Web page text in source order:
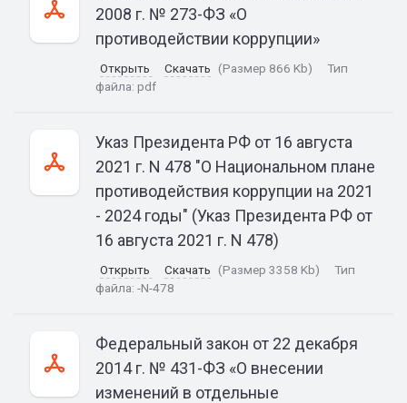
2008 г. № 273-ФЗ «О
противодействии коррупции»
Открыть Скачать (Размер 866 Kb)
Тип
файла: pdf
Указ Президента РФ от 16 августа
2021 г. N 478 "О Национальном плане
противодействия коррупции на 2021
- 2024 годы" (Указ Президента РФ от
16 августа 2021 г. N 478)
Открыть Скачать (Размер 3358 Kb)
Тип
файла: -N-478
Федеральный закон от 22 декабря
2014 г. № 431-ФЗ «О внесении
изменений в отдельные